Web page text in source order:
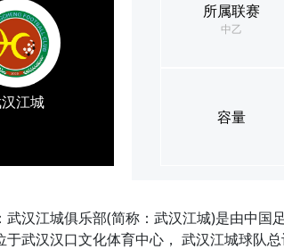
江城
所属联赛
中乙
容量
武汉江城俱乐部(简称：武汉江城)是由中国
于武汉汉口文化体育中心， 武汉江城球队